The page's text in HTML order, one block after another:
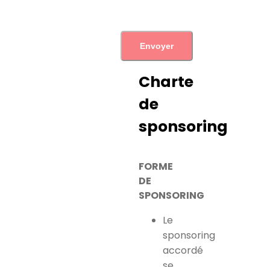
Charte
de
sponsoring
FORME
DE
SPONSORING
Le
sponsoring
accordé